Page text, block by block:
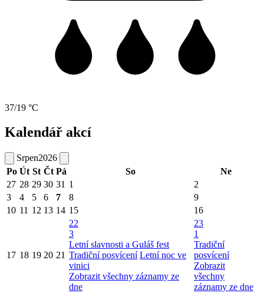
37/19 °C
Kalendář akcí
Srpen2026
Po Út St Čt Pá So
Ne
27 28 29 30 31 1
2
3
4 5 6 7 8
9
10 11 12 13 14 15 16
17 18 19 20 21
22
3
Letní slavnosti a Guláš fest
Tradiční posvícení Letní noc ve
vinici
Zobrazit všechny záznamy ze
dne
23
1
Tradiční
posvícení
Zobrazit
všechny
záznamy ze dne